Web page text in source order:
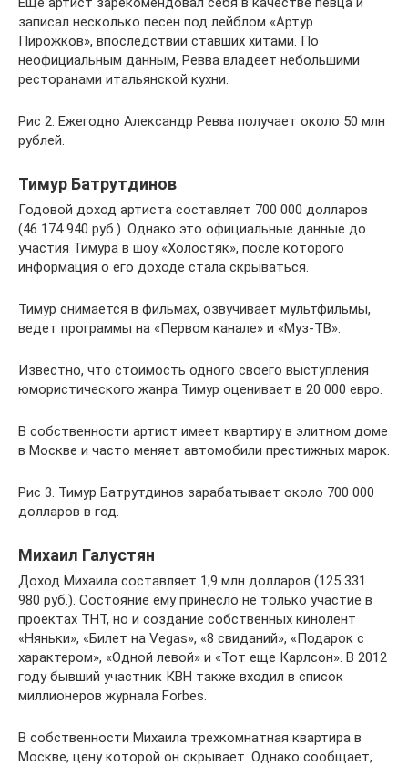
записал несколько песен под лейблом «Артур
Пирожков», впоследствии ставших хитами. По
неофициальным данным, Ревва владеет небольшими
ресторанами итальянской кухни.
Рис 2. Ежегодно Александр Ревва получает около 50 млн
рублей.
Тимур Батрутдинов
Годовой доход артиста составляет 700 000 долларов
(46 174 940 руб.). Однако это официальные данные до
участия Тимура в шоу «Холостяк», после которого
информация о его доходе стала скрываться.
Тимур снимается в фильмах, озвучивает мультфильмы,
ведет программы на «Первом канале» и «Муз-ТВ».
Известно, что стоимость одного своего выступления
юмористического жанра Тимур оценивает в 20 000 евро.
В собственности артист имеет квартиру в элитном доме
в Москве и часто меняет автомобили престижных марок.
Рис 3. Тимур Батрутдинов зарабатывает около 700 000
долларов в год.
Михаил Галустян
Доход Михаила составляет 1,9 млн долларов (125 331
980 руб.). Состояние ему принесло не только участие в
проектах ТНТ, но и создание собственных кинолент
«Няньки», «Билет на Vegas», «8 свиданий», «Подарок с
характером», «Одной левой» и «Тот еще Карлсон». В 2012
году бывший участник КВН также входил в список
миллионеров журнала Forbes.
В собственности Михаила трехкомнатная квартира в
Москве, цену которой он скрывает. Однако сообщает,